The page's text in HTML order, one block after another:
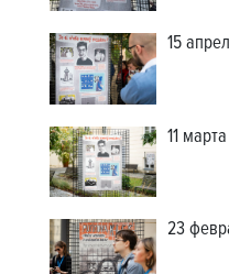
15
11
23